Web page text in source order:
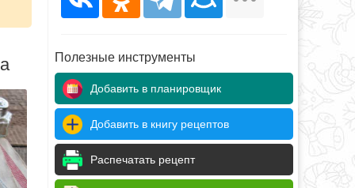
Полезные инструменты
Добавить в планировщик
Добавить в книгу рецептов
Распечатать рецепт